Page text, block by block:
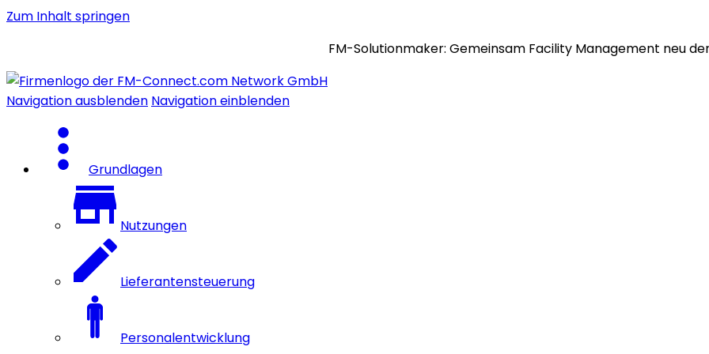
Zum Inhalt springen
FM-Solutionmaker: Gemeinsam Facility Management neu
Navigation ausblenden Navigation einblenden
Grundlagen
Nutzungen
Lieferantensteuerung
Personalentwicklung